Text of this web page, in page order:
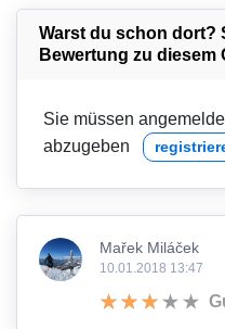
Warst du schon dort?
Bewertung zu diesem
Sie müssen
abzugeben
Mařek Miláček
10.01.2018 13:47